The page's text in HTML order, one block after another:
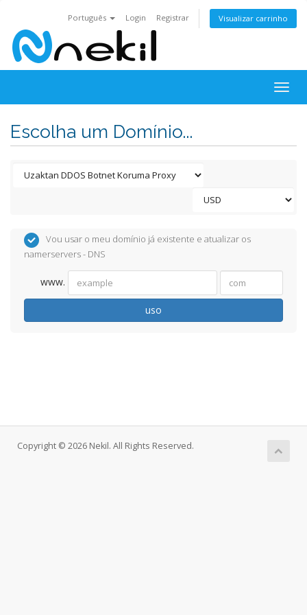
Português Login Registrar Visualizar carrinho
Escolha um Domínio...
Vou usar o meu domínio já existente e atualizar os
namerservers - DNS
www.
uso
Copyright © 2026 Nekil. All Rights Reserved.